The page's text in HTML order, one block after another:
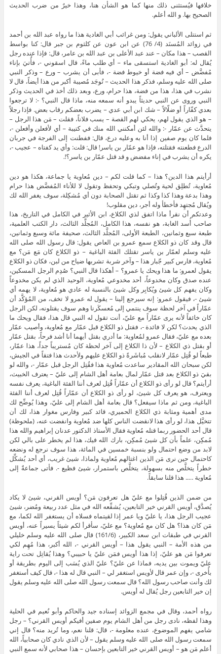
خلافها فيُستثنى ذلك منها كما هو الشأن هنا، وهذا خيرٌ من ضرب الحديث
الصحيح بها. و الله أعلم.
ثم استتلى الألباني يقول: ومن غرائب أبي الغادية هذا ما رواه عبد الله بن أحمد
في زوائد المُسنَد (4/ 76) عن ابن عون عن كلثوم بن جبر قال: كنا بواسط
القصب – هذا مكان – عند عبد الأعلى بن عبد الله بن عامر، قال: فإذا عنده رجل
يُقال له: أبو الغادية استسقى ماء – أي طلب ماءً، قال اسقوني -، فأُتيَ بإناء
مُفضَّض – أي فيه فضة أو خيوط فضة -، فأبى أن يشرب – ورع – وذكر النبي
صلى الله عليه وسلم، فذكر هذا الحديث – تُوجَد مُصيبة أكبر من هذا أيضاً، قال لا
نشرب في هذا، هذا من فضة، هذا حرام، ورع، وبعد ذلك أخذ في الحديث وذكر
النبي وروى عن النبي حديثاً يبدو أنه سمعه منه، ماذا قال النبي؟ -: لا ترجعوا
بعدي كفّاراً أو ضلّالاً – شك ابن أبي عدي – يضرب بعضكم رقاب بعض. فإذا رجلاً
– هو الذي يقول لهم، يحكي لهم القصة – يسب فلاناً، فقلت – مَن هذا الرجل –
يتحدَّث عن عمّار -: والله لئن أمكنني الله منك في كتيبة – أي لأفعلن وأفعلن -،
فلما كان يوم صفين إذا أنا به وعليه درع، قال: ففطنت إلى الفرجة في جربان
الدرع فطعنته فقتلته، فإذا هو عمّار بن ياسر! قال: قلت: وأي يد كفتاه – عجيب -،
يكره أن يشرب في إناء مفضض و قد قتل عمّار بن ياسر؟!.
أرأيتم هذا الدين؟ هذا – كما قلت لكم – دين مُعاوية يا جماعة، هكذا هو دين
مُعاوية، تُطلِق لحية وتُصلي وتبكي وتحفظ وتقول لا للأناء المُفضَّض هذا حرام
وهذا بدعة وهذا كذا وكذا ثم تقتل الصحابة دون أي مُشكِلة، سوف يغفر الله لك
ويُقال مُجتهِد فأخطأ وله أجر، دين مقلوب!
وعدتكم أن نقرأ ماذا اتفق لذي الكلاع، ابن الأثير في الكامل في التاريخ، هذا
صاحب أُسد الغابة، هو نفسه، هذا الكامل، المُجلَّد الثالث، دار الكتب العلمية،
طبعة سبع وثمانين، الطبعة الأولى، المُجلَّد الثالث، صحيفة مائة وسبع وثمانين،
قال وقد كان ذو الكلاع سمع عمرو بن العاص يقول: قال رسول الله صلى الله
عليه وسلم لعمّار بن ياسر تقتلك الفئة الباغية – ذو الكلاع كان مَع مَن؟ مع
مُعاوية، فارس كبير جّبار هذا – وآخر شربة تشربها ضياح من لبن، فكان ذو الكلاع
يقول لعمرو: ما هذا ويحك يا عمرو؟ – أهكذا قال النبي؟ صُدِم الرجل المسكين،
عنده صدق وكان مخدوعاً، أحد مخدوعي مُعاوية، الوحيد الذي لم يكن مخدوعاً
وكان يفهم كل شيئ ويُكابِر وكل شيئ بالنسبة له عادي هو مُعاوية، لا يهمه أي
شيئ -، فيقول عمرو: إنه سيرجع إلينا – يقول له عمرو لا تخف، من المُؤكَّد أن
عمّاراً في آخر لحظة سوف ينتمي إلى مُعسكَرنا وهم سوف يقتلونه، لكن الرجل
كان خائفاً لأنه يرى عمّاراً مع عليّ، أنت تقول له النبي قال هذا، فقال ويحك ما
الذي يحدث؟ لكن لا فائدة -، فقتل ذو الكلاع قبل عمّار مع مُعاوية، وأصيب عمّار
بعده مع عليّ، فقال عمرو لمُعاوية: ما أدري بقتل أيهما أنا أشد فرحاً، بقتل عمّار
أو بقتل ذي الكلاع – لأن ذا الكلاع إلى آخر لحظة كان مُستريباً جداً، هذا عمّار،
طبعاً لو قُتِل عمّار لانقلب مُباشَرةً ذو الكلاع عليهم ولأحدث هذا فتقاً في الجيش،
لكن سبحان الله المقادير ساعدت مُعاوية هذا فقُتِل الرجل قبل عمّار -، والله لو
بقيَ ذو الكلاع بعد قتل عمّار لمال بعامة أهل الشام إلى عليّ – يعترف الخبيث،
أرأيتم؟ قال لو رأى ذو الكلاع أن عمّاراً قُتِل لعرف أننا الفئة الباغية، يعرف نفسه
ويعترف، هو يعرف كل شيئ، لو رأى ذو الكلاع أن عمّاراً قُتِل لعرف أننا الفئة
الباغية، ومن ثم ماذا سيفعل؟ قال بعامة أهل الشام إلى عليّ، وهذا يُوضِّح لك
مدى أهمية ومثابة ذي الكلاع الحميري، قائد كبير وفارس مغوار هذا، لك أن
تتخيَّل هذا، لو رأى هذا لانقضت الناس كلها ضد مُعاوية وانفضت عنه، (ملحوظة)
قال أحد الحضور ربما قتله مُعاوية فقال الأستاذ الدكتور عدنان إبراهيم والله هذا
مُمكِن، علماً بأن كل شيئ مُمكِن، بارك الله فيك، هذا لم يخطر على بالي لكن
لابد من وضع احتمال ولو بنسبة خمسين في المائة، هذا سوف نرجع له ونضعه
كاحتمال حين نرى مَن الذين اغتالهم مُعاوية ولماذا، شيئ غريب، أي أحد يُشكِّل
خطراً يتخلَّص منه بسهولة، يتخلَّص باستمرار، شيئ فظيع -. فأتى جماعةٌ إلى
مُعاوية ….. هذا قلنا سابقاً.
من ضمن الذين قُتِلوا مع عليّ هل تعرفون مَن؟ أويس القرني، شيئ لا يكاد
يُصدَّق، أويس القرني خير التابعين، يُشفِّعه الله في مثل عدد ربيعة ومُضر، شيئ
عجيب الرجل هذا، يا عليّ ويا عمر إذا لقيتماه فسلاه أن يستغفر الله لكما، مع
مَن كان هذا؟ هل كان مع مُعاوية؟ مع عليّ، سأقرأ لكم شيئاً يسيراً عنه، أويس
القرني في طبقات ابن سعد الكبير، (161/6) قال صلى الله عليه وسلم خليلي
من هذه الأمة – النبي يقول هذا – أويس القرني -، الله أكبر، هذا مُهِم لكي
تعرفوا مَن هو عليّ، إذا هذا أويس فمَن عليّ يا حبيبي؟ وهذا يُقاتِل تحت راية
عليّ ويموت بين يديه، فماذا عن عليّ؟ عليّ الذي يُسَب إلى اليوم بطريقة أو
بأُخرى -، وإن عمر قال لأويس استغفر لي – النبي قال له هذا -، قال كيف أستغفر
لك وأنت صاحب رسول الله؟ قال سمعت رسول الله صلى الله عليه وسلم يقول
إن خير التابعين رجل يُقال له أويس.
رواه أحمد، وقال في مجمع الزوائد إسناده جيد والحاكم وأبو نُعيم في الحلية
وهذا لفظه، نادى رجل من أهل الشام يوم صفين أفيكم أويس القرني؟ – رجل
شامي يفهم الموضوع، عنده معلومة -، قال: قلنا نعم، وما تُريد منه؟ قال إني
سمعت رسول الله صلى الله عليه وسلم يقول – لأن الذي نادي كان صحابياً، الله
أعلم مَن هو – أويس القرني خير التابعين بإحسان – هذا صحابي لأنه سمع النبي